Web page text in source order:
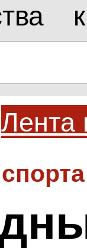
Лента